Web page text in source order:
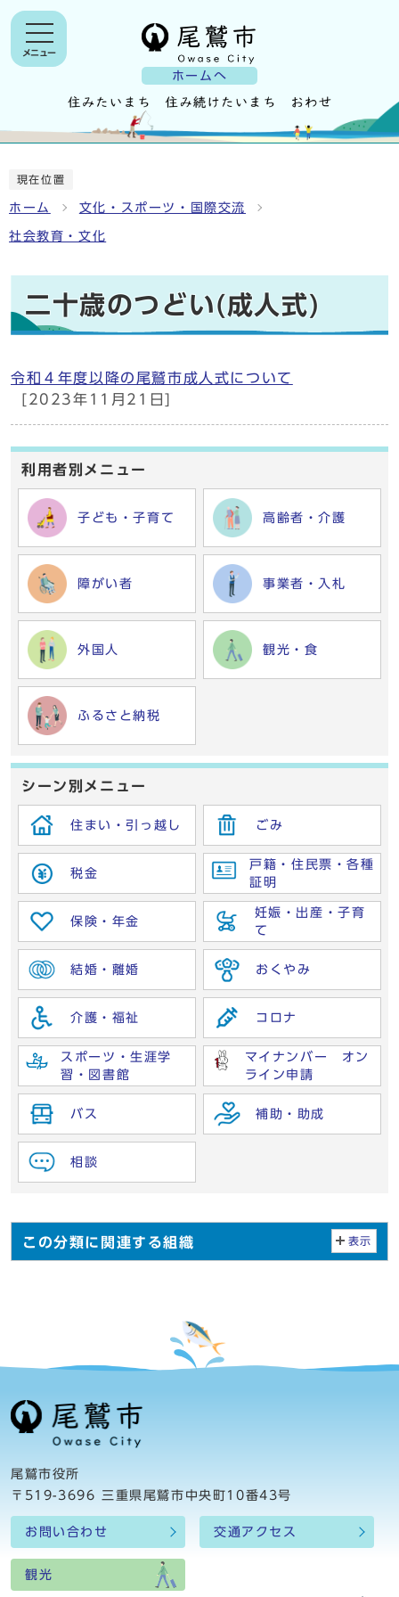
ホームへ
メニュー
現在位置
ホーム 文化・スポーツ・国際交流
社会教育・文化
二十歳のつどい(成人式)
令和４年度以降の尾鷲市成人式について
[2023年11月21日]
利用者別メニュー
子ども・子育て 高齢者・介護
障がい者 事業者・入札
外国人 観光・食
ふるさと納税
シーン別メニュー
住まい・引っ越し ごみ
税金
戸籍・住民票・各種
証明
保険・年金
妊娠・出産・子育
て
結婚・離婚 おくやみ
介護・福祉 コロナ
スポーツ・生涯学
習・図書館
マイナンバー オン
ライン申請
バス 補助・助成
相談
この分類に関連する組織 表示
尾鷲市役所
〒519-3696 三重県尾鷲市中央町10番43号
お問い合わせ 交通アクセス
観光